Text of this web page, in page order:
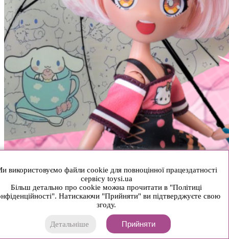
використовуємо файли cookie для повноцінної працездатності
сервісу toysi.ua
Більш детально про cookie можна прочитати в "Політиці
Натискаючи "Прийняти" ви підтверджуєте свою
згоду.
Детальніше Прийняти